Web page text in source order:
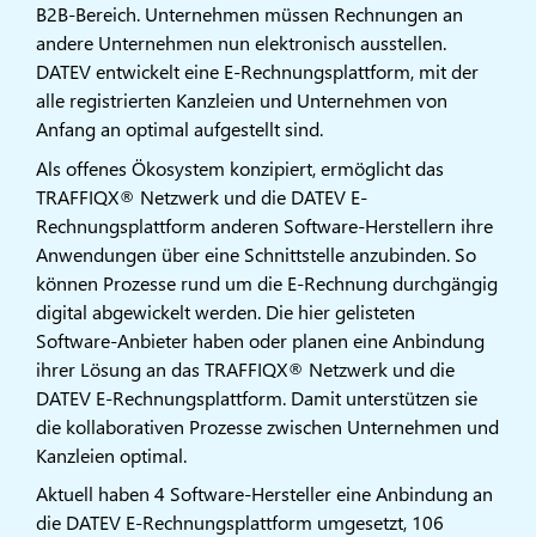
B2B-Bereich. Unternehmen müssen Rechnungen an
andere Unternehmen nun elektronisch ausstellen.
DATEV entwickelt eine E-Rechnungsplattform, mit der
alle registrierten Kanzleien und Unternehmen von
Anfang an optimal aufgestellt sind.​​
Als offenes Ökosystem konzipiert, ermöglicht das
TRAFFIQX® Netzwerk und die DATEV E-
Rechnungsplattform anderen Software-Herstellern ihre
Anwendungen über eine Schnittstelle anzubinden. So
können Prozesse rund um die E-Rechnung durchgängig
digital abgewickelt werden. Die hier gelisteten
Software-Anbieter haben oder planen eine Anbindung
ihrer Lösung an das TRAFFIQX® Netzwerk und die
DATEV E-Rechnungsplattform. Damit unterstützen sie
die kollaborativen Prozesse zwischen Unternehmen und
Kanzleien optimal.​​
Aktuell haben 4 Software-Hersteller eine Anbindung an
die DATEV E-Rechnungsplattform umgesetzt, 106